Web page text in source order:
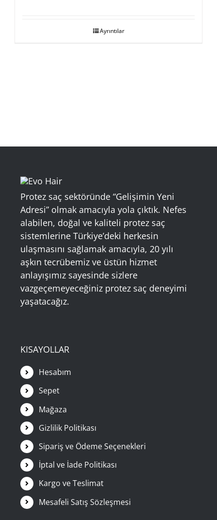
Ayrıntılar
Protez saç sektöründe “Gelişimin Yeni
Adresi” olmak amacıyla yola çıktık. Nefes
alabilen, doğal ve kaliteli protez saç
sistemlerine Türkiye’deki herkesin
ulaşmasını sağlamak amacıyla, 20 yılı
aşkın tecrübemiz ve üstün hizmet
anlayışımız sayesinde sizlere
vazgeçemeyeceğiniz protez saç deneyimi
yaşatacağız.
KISAYOLLAR
Hesabım
Sepet
Mağaza
Gizlilik Politikası
Sipariş ve Ödeme Seçenekleri
İptal ve İade Politikası
Kargo ve Teslimat
Mesafeli Satış Sözleşmesi